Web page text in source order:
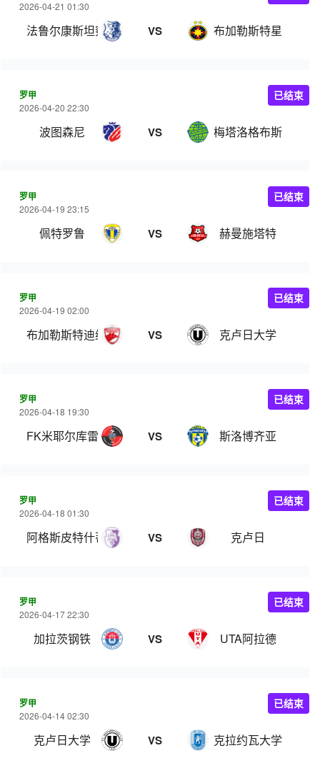
2026-04-21 01:30
法鲁尔康斯坦察 VS 布加勒斯特星
罗甲
2026-04-20 22:30
波图森尼 VS 梅塔洛格布斯
已结束
罗甲
2026-04-19 23:15
佩特罗鲁 VS 赫曼施塔特
已结束
罗甲
2026-04-19 02:00
布加勒斯特迪纳摩 VS 克卢日大学
已结束
罗甲
2026-04-18 19:30
FK米耶尔库雷亚丘克 VS 斯洛博齐亚
已结束
罗甲
2026-04-18 01:30
阿格斯皮特什蒂 VS 克卢日
已结束
罗甲
2026-04-17 22:30
加拉茨钢铁 VS UTA阿拉德
已结束
罗甲
2026-04-14 02:30
克卢日大学 VS 克拉约瓦大学
已结束